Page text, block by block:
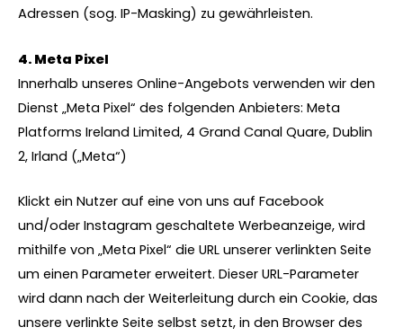
Adressen (sog. IP-Masking) zu gewährleisten.
4. Meta Pixel
Innerhalb unseres Online-Angebots verwenden wir den
Dienst „Meta Pixel“ des folgenden Anbieters: Meta
Platforms Ireland Limited, 4 Grand Canal Quare, Dublin
2, Irland („Meta“)
Klickt ein Nutzer auf eine von uns auf Facebook
und/oder Instagram geschaltete Werbeanzeige, wird
mithilfe von „Meta Pixel“ die URL unserer verlinkten Seite
um einen Parameter erweitert. Dieser URL-Parameter
wird dann nach der Weiterleitung durch ein Cookie, das
unsere verlinkte Seite selbst setzt, in den Browser des